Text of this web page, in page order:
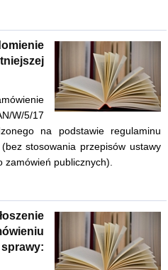
W/5/17
na podstawie regulaminu
stosowania przepisów ustawy
publicznych).